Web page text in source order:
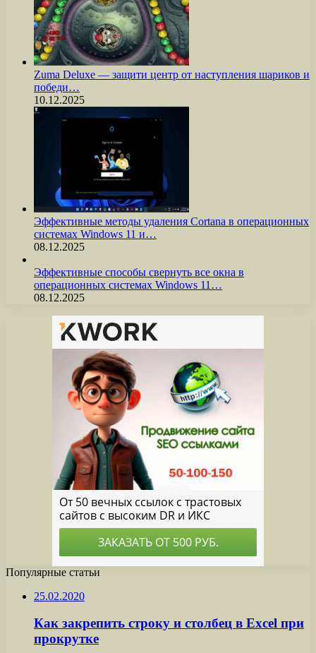
Zuma Deluxe — защити центр от наступления шариков и
победи…
10.12.2025
Эффективные методы удаления Cortana в операционных
системах Windows 11 и…
08.12.2025
Эффективные способы свернуть все окна в
операционных системах Windows 11…
08.12.2025
Популярные статьи
25.02.2020
Как закрепить строку и столбец в Excel при
прокрутке